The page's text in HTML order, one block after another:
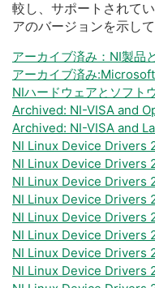
較 し、 サポート されて
アのバージョンを示し
アーカイブ済み：NI製
アーカイブ済み
NIハードウェアとソフト
Archived: NI-VISA and
Archived: NI-VISA and
NI Linux Device Drivers
NI Linux Device Drivers
NI Linux Device Drivers
NI Linux Device Drivers
NI Linux Device Drivers
NI Linux Device Drivers
NI Linux Device Drivers
NI Linux Device Drivers